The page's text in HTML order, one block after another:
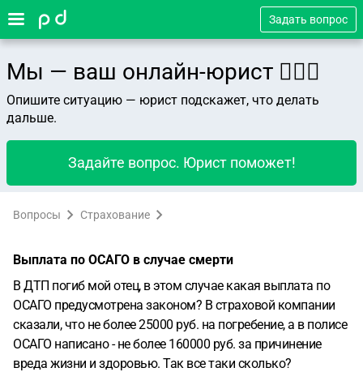
Задать вопрос
Мы — ваш онлайн-юрист 👨🏻‍⚖️
Опишите ситуацию — юрист подскажет, что делать
дальше.
Задайте вопрос. Юрист поможет!
Вопросы Страхование
Выплата по ОСАГО в случае смерти
В ДТП погиб мой отец, в этом случае какая выплата по
ОСАГО предусмотрена законом? В страховой компании
сказали, что не более 25000 руб. на погребение, а в полисе
ОСАГО написано - не более 160000 руб. за причинение
вреда жизни и здоровью. Так все таки сколько?